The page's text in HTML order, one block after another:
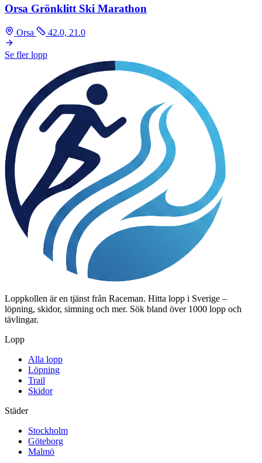
Orsa Grönklitt Ski Marathon
Orsa 42.0, 21.0
Se fler lopp
Loppkollen är en tjänst från Raceman. Hitta lopp i Sverige –
löpning, skidor, simning och mer. Sök bland över 1000 lopp och
tävlingar.
Lopp
Alla lopp
Löpning
Trail
Skidor
Städer
Stockholm
Göteborg
Malmö